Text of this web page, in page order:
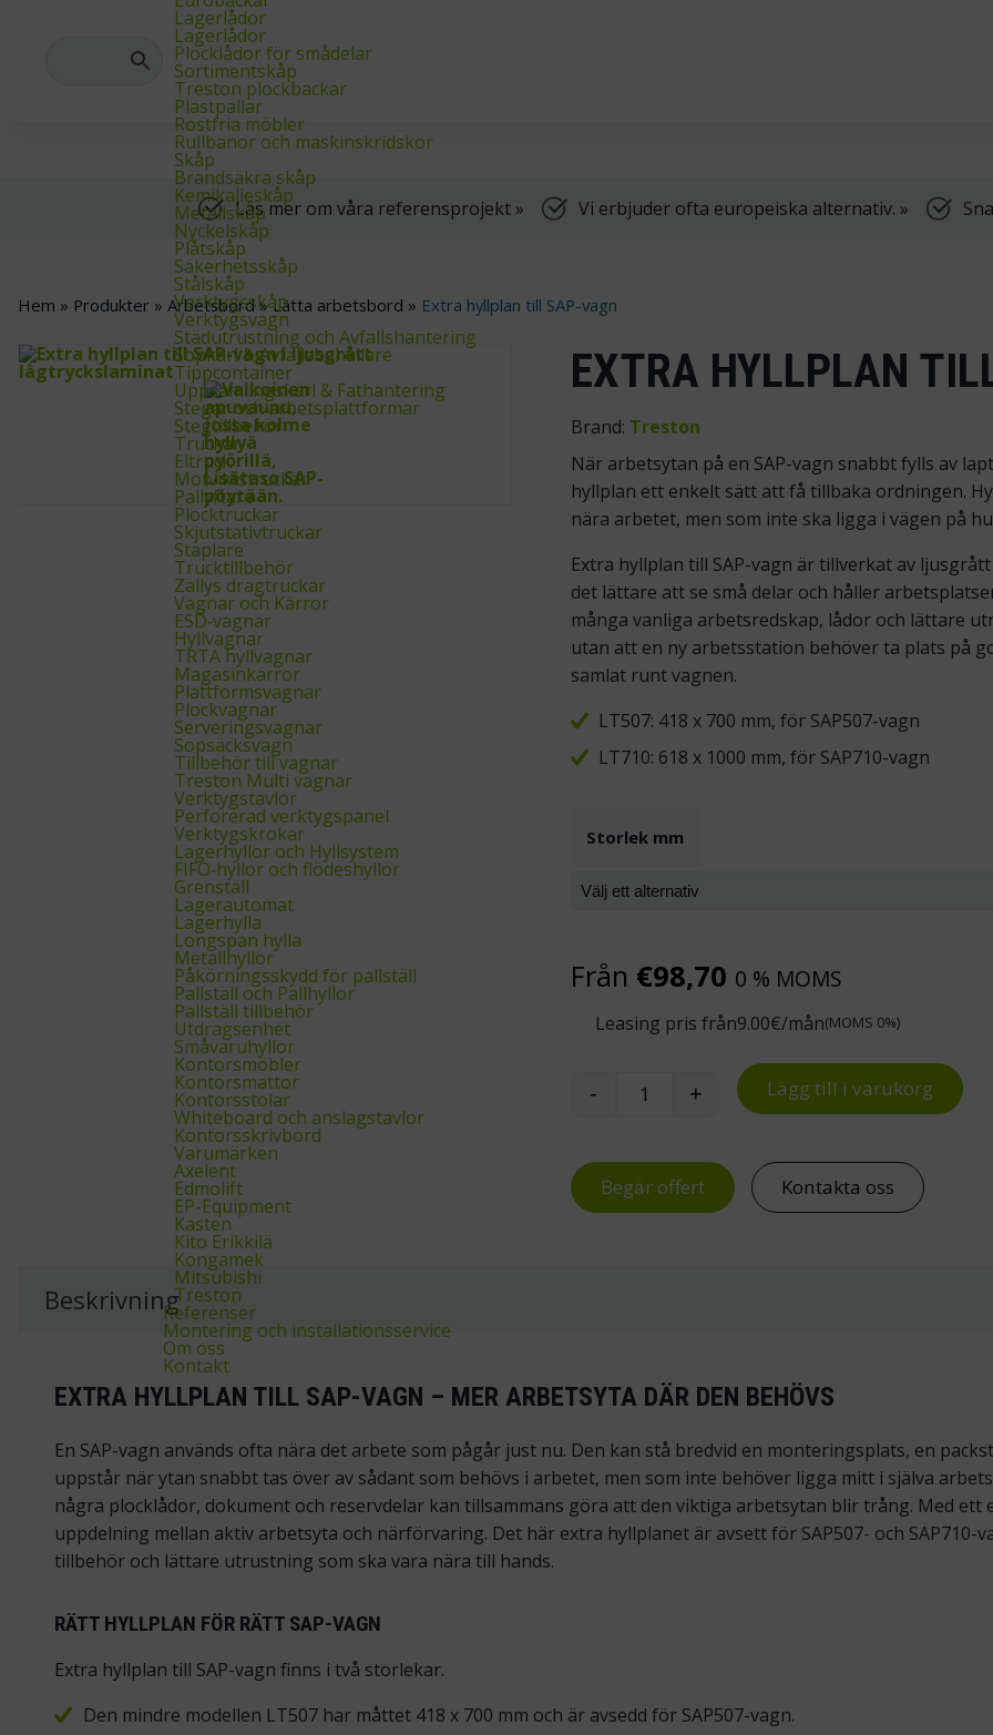
Lagerlådor
Lagerlådor
Plocklådor för smådelar
Sortimentskåp
Treston plockbackar
Plastpallar
Rostfria möbler
Rullbanor och maskinskridskor
Skåp
Brandsäkra skåp
Kemikalieskåp
Metallskåp
Nyckelskåp
Plåtskåp
Säkerhetsskåp
Stålskåp
Verktygsskåp
Verktygsvagn
Städutrustning och Avfallshantering
Sopkärl & Avfallsbehållare
Tippcontainer
Uppsamlingskärl & Fathantering
Stegar och arbetsplattformar
Stegtillbehör
Truckar
Eltruck
Motviktstruckar
Pallyftare
Plocktruckar
Skjutstativtruckar
Staplare
Trucktillbehör
Zallys dragtruckar
Vagnar och Kärror
ESD‑vagnar
Hyllvagnar
TRTA hyllvagnar
Magasinkärror
Plattformsvagnar
Plockvagnar
Serveringsvagnar
Sopsäcksvagn
Tillbehör till vagnar
Treston Multi vagnar
Verktygstavlor
Perforerad verktygspanel
Verktygskrokar
Lagerhyllor och Hyllsystem
FIFO‑hyllor och flödeshyllor
Grenställ
Lagerautomat
Lagerhylla
Longspan hylla
Metallhyllor
Påkörningsskydd för pallställ
Pallställ och Pallhyllor
Pallställ tillbehör
Utdragsenhet
Småvaruhyllor
Kontorsmöbler
Kontorsmattor
Kontorsstolar
Whiteboard och anslagstavlor
Kontorsskrivbord
Varumärken
Axelent
Edmolift
EP-Equipment
Kasten
Kito Erikkilä
Kongamek
Mitsubishi
Treston
Referenser
Montering och installationsservice
Om oss
Kontakt
Läs mer om våra referensprojekt » Vi erbjuder ofta europeiska alternativ. »
Hem » Produkter » Arbetsbord»Lätta arbetsbord » Extra hyllplan till SAP-vagn
EXTRA HYLLPLAN
Brand: Treston
När arbetsytan på en SAP-vagn snabbt fylls av
hyllplan ett enkelt sätt att få tillbaka ordningen.
nära arbetet, men som inte ska ligga i vägen på
Extra hyllplan till SAP-vagn är tillverkat av
det lättare att se små delar och håller
många vanliga arbetsredskap, lådor och lättare
utan att en ny arbetsstation behöver ta plats på
samlat runt vagnen.
LT507: 418 x 700 mm, för SAP507-vagn
LT710: 618 x 1000 mm, för SAP710-vagn
Storlek mm
Från €98,70 0 % MOMS
Leasing pris från9.00€/mån(MOMS 0%)
Extra hyllplan till SAP-vagn mängd
- + Lägg till i varukorg
Begär offert Kontakta oss
Beskrivning
EXTRA HYLLPLAN TILL SAP-VAGN – MER ARBETSYTA DÄR DEN BEHÖVS
En SAP-vagn används ofta nära det arbete som pågår just nu. Den kan stå bredvid en monteringsplats, en
uppstår när ytan snabbt tas över av sådant som behövs i arbetet, men som inte behöver ligga mitt i själva
några plocklådor, dokument och reservdelar kan tillsammans göra att den viktiga arbetsytan blir trång. Med ett
uppdelning mellan aktiv arbetsyta och närförvaring. Det här extra hyllplanet är avsett för SAP507- och
tillbehör och lättare utrustning som ska vara nära till hands.
RÄTT HYLLPLAN FÖR RÄTT SAP-VAGN
Extra hyllplan till SAP-vagn finns i två storlekar.
Den mindre modellen LT507 har måttet 418 x 700 mm och är avsedd för SAP507-vagn.